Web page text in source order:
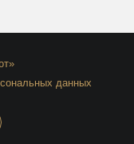
данных